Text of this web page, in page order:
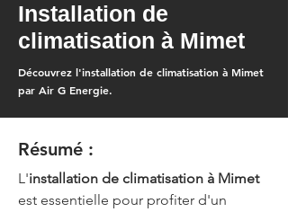
Installation de
climatisation à Mimet
Découvrez l'installation de climatisation à Mimet
par Air G Energie.
Résumé :
L'installation de climatisation à Mimet
est essentielle pour profiter d'un